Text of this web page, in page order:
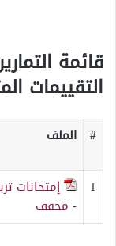
قائمة
التقييمات
# الملف
1
- مخفف